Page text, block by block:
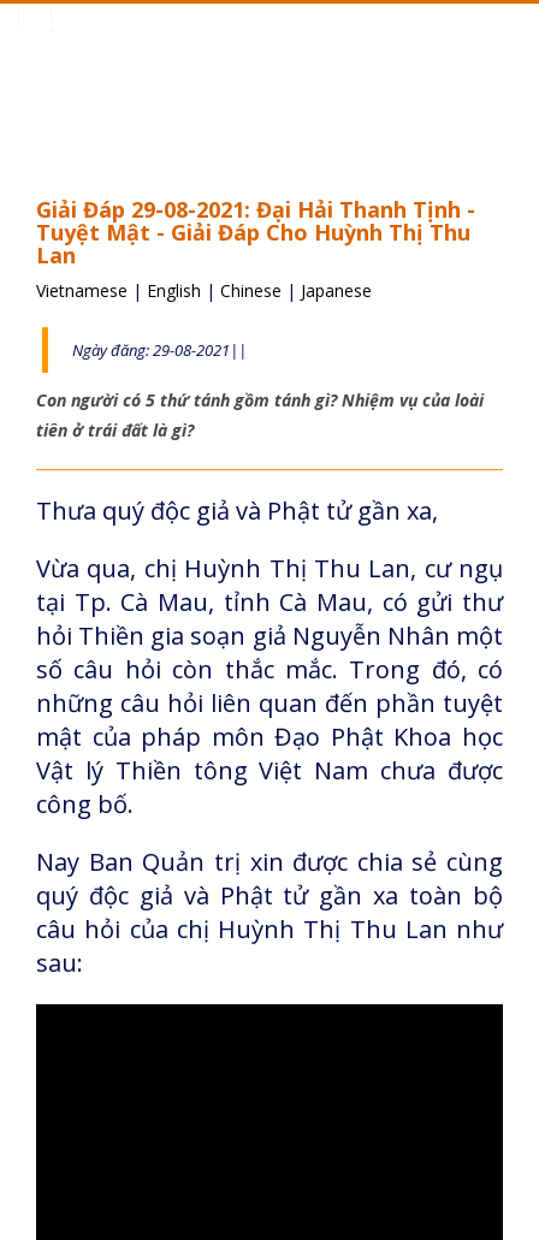
Giải Đáp 29-08-2021: Đại Hải Thanh Tịnh -
Tuyệt Mật - Giải Đáp Cho Huỳnh Thị Thu
Lan
Vietnamese | English | Chinese | Japanese
Ngày đăng: 29-08-2021||
Con người có 5 thứ tánh gồm tánh gì? Nhiệm vụ của loài
tiên ở trái đất là gì?
Thưa quý độc giả và Phật tử gần xa,
Vừa qua, chị Huỳnh Thị Thu Lan, cư ngụ
tại Tp. Cà Mau, tỉnh Cà Mau, có gửi thư
hỏi Thiền gia soạn giả Nguyễn Nhân một
số câu hỏi còn thắc mắc. Trong đó, có
những câu hỏi liên quan đến phần tuyệt
mật của pháp môn Đạo Phật Khoa học
Vật lý Thiền tông Việt Nam chưa được
công bố.
Nay Ban Quản trị xin được chia sẻ cùng
quý độc giả và Phật tử gần xa toàn bộ
câu hỏi của chị Huỳnh Thị Thu Lan như
sau: